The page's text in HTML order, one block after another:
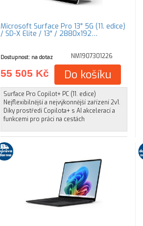
Microsoft Surface Pro 13" 5G (11. edice)
/ SD-X Elite / 13" / 2880x192…
Dostupnost: na dotaz NM1907301226
55 505 Kč Do košíku
Surface Pro Copilot+ PC (11. edice)
Nejflexibilnější a nejvýkonnější zařízení 2v1.
Díky prostředí Copilota+ s AI akcelerací a
funkcemi pro práci na cestách